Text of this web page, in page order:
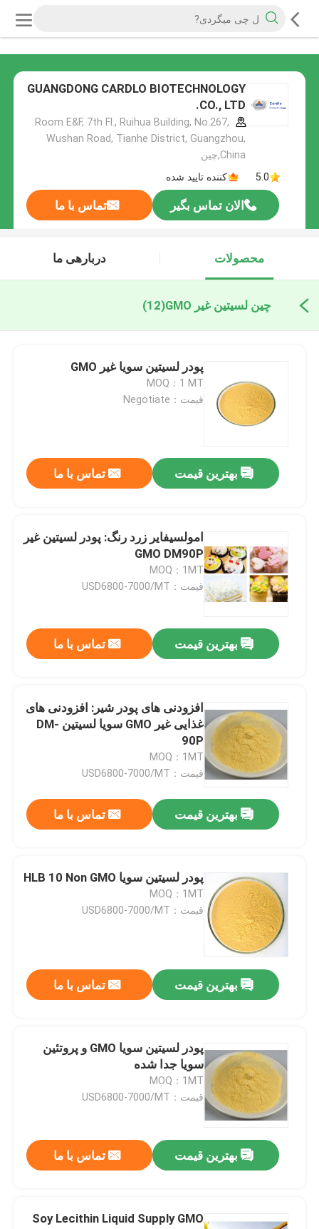
GUANGDONG CARDLO BIOTECHNOLOGY
CO., LTD.
Room E&F, 7th Fl., Ruihua Building, No.267,
Wushan Road, Tianhe District, Guangzhou,
China,چین
5.0
کننده تایید شده
الان تماس بگیر تماس با ما
محصولات دربارهی ما
چین لسیتین غیر GMO (12)
پودر لسیتین سویا غیر GMO
MOQ：1 MT
قیمت：Negotiate
بهترین قیمت تماس با ما
امولسیفایر زرد رنگ: پودر لسیتین غیر
GMO DM90P
MOQ：1MT
قیمت：USD6800-7000/MT
بهترین قیمت تماس با ما
افزودنی های پودر شیر: افزودنی های
غذایی غیر GMO سویا لسیتین DM-
90P
MOQ：1MT
قیمت：USD6800-7000/MT
بهترین قیمت تماس با ما
پودر لسیتین سویا HLB 10 Non GMO
MOQ：1MT
قیمت：USD6800-7000/MT
بهترین قیمت تماس با ما
پودر لسیتین سویا GMO و پروتئین
سویا جدا شده
MOQ：1MT
قیمت：USD6800-7000/MT
بهترین قیمت تماس با ما
Soy Lecithin Liquid Supply GMO